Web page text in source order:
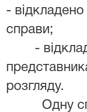
- відкладено
справи;
-
розгляду.
Одну